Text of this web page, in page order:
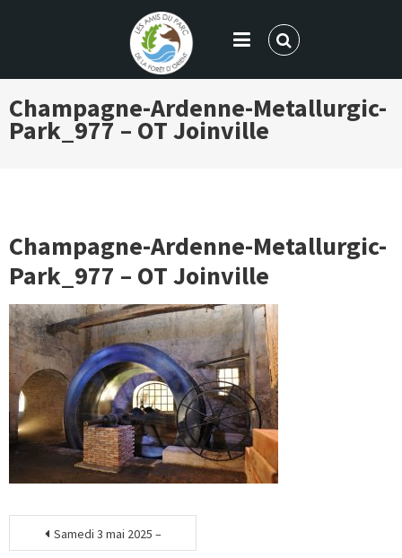
LES AMIS DU PARC DE LA FORÊT
D'ORIENT
Champagne-Ardenne-Metallurgic-
Park_977 – OT Joinville
Champagne-Ardenne-Metallurgic-
Park_977 – OT Joinville
Samedi 3 mai 2025 –